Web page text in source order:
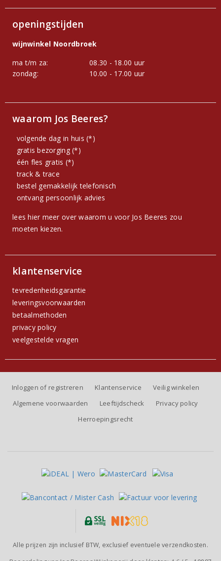
openingstijden
wijnwinkel Noordbroek
ma t/m za:
08.30 - 18.00 uur
zondag:
10.00 - 17.00 uur
waarom Jos Beeres?
volgende dag in huis (*)
gratis bezorging (*)
één fles gratis (*)
track & trace
bestel gemakkelijk telefonisch
ontvang persoonlijk advies
lees hier meer over waarom u voor Jos Beeres zou
moeten kiezen.
klantenservice
tevredenheidsgarantie
leveringsvoorwaarden
betaalmethoden
privacy policy
veelgestelde vragen
Inloggen of registreren Klantenservice
Veilig winkelen
Algemene voorwaarden
Leeftijdscheck
Privacy policy
Herroepingsrecht
Alle prijzen zijn inclusief BTW, exclusief eventuele verzendkosten.